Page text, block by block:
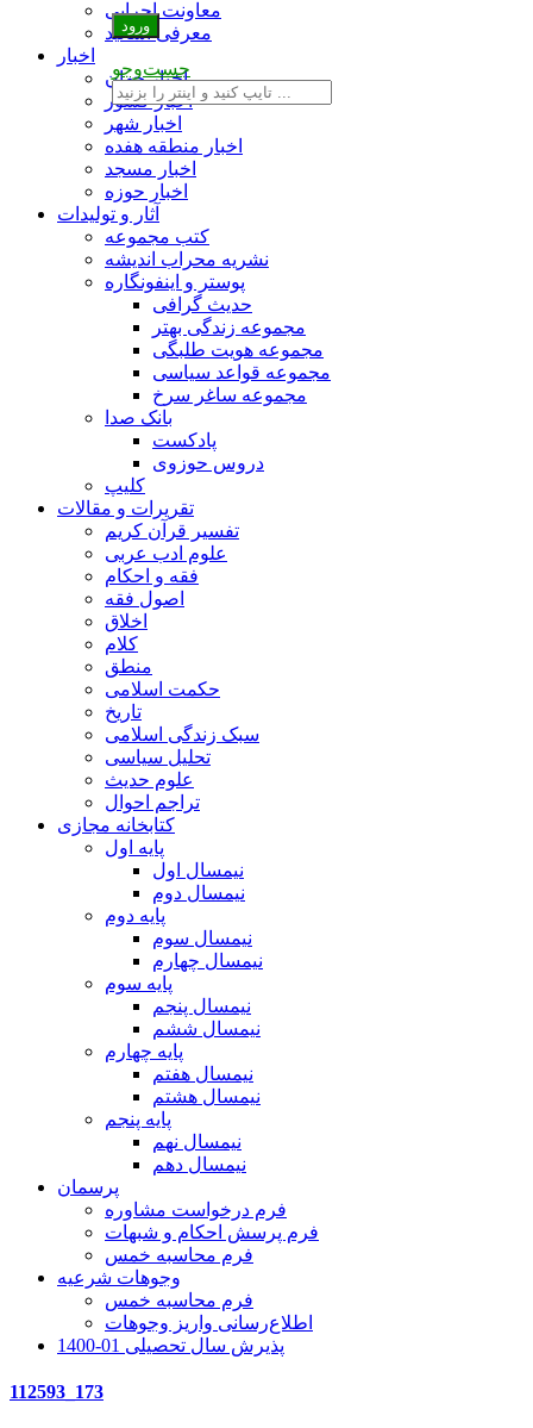
معاونت اجرایی
معرفی اساتید
اخبار
اخبار جهان
اخبار کشور
اخبار شهر
اخبار منطقه هفده
اخبار مسجد
اخبار حوزه
آثار و تولیدات
کتب مجموعه
نشریه محراب اندیشه
پوستر و اینفونگاره
حدیث گرافی
مجموعه زندگی بهتر
مجموعه هویت طلبگی
مجموعه قواعد سیاسی
مجموعه ساغر سرخ
بانک صدا
پادکست
دروس حوزوی
کلیپ
تقریرات و مقالات
تفسیر قرآن کریم
علوم ادب عربی
فقه و احکام
اصول فقه
اخلاق
کلام
منطق
حکمت اسلامی
تاریخ
سبک زندگی اسلامی
تحلیل سیاسی
علوم حدیث
تراجم احوال
کتابخانه مجازی
پایه اول
نیمسال اول
نیمسال دوم
پایه دوم
نیمسال سوم
نیمسال چهارم
پایه سوم
نیمسال پنجم
نیمسال ششم
پایه چهارم
نیمسال هفتم
نیمسال هشتم
پایه پنجم
نیمسال نهم
نیمسال دهم
پرسمان
فرم درخواست مشاوره
فرم پرسش احکام و شبهات
فرم محاسبه خمس
وجوهات شرعیه
فرم محاسبه خمس
اطلاع‌رسانی واریز وجوهات
پذیرش سال تحصیلی 01-1400
جست‌وجو
112593_173